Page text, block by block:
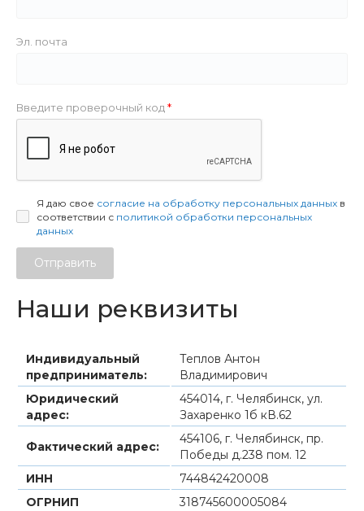
Эл. почта
Введите проверочный код
Я даю свое согласие на обработку персональных данныхв
соответствии с политикой обработки персональных
данных
Отправить
Наши реквизиты
Индивидуальный
предприниматель:
Теплов Антон
Владимирович
Юридический
адрес:
454014, г. Челябинск, ул.
Захаренко 1б кВ.62
Фактический адрес:
454106, г. Челябинск, пр.
Победы д.238 пом. 12
ИНН
744842420008
ОГРНИП
318745600005084